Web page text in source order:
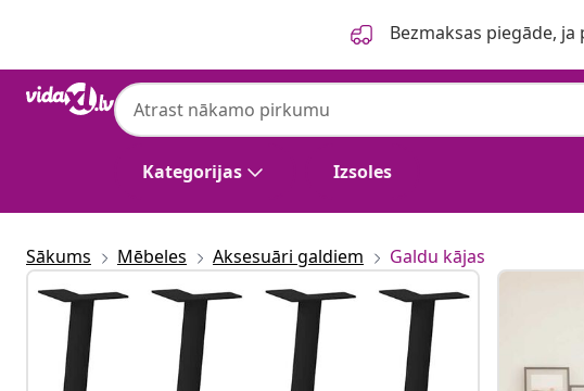
Bezmaksas piegāde,
Kategorijas Izsoles
Sākums Mēbeles Aksesuāri galdiem Galdu kājas